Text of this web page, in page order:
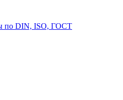
по DIN, ISO, ГОСТ